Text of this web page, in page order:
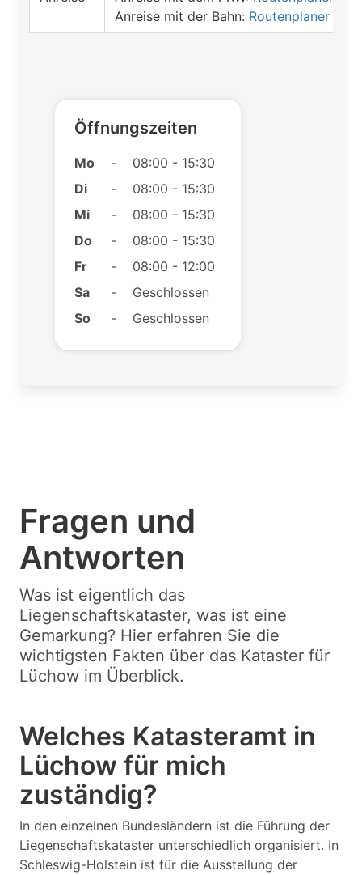
Anreise mit der Bahn: Routenplaner
Öffnungszeiten
Mo -
08:00 - 15:30
Di
-
08:00 - 15:30
Mi
-
08:00 - 15:30
Do
-
08:00 - 15:30
Fr
-
08:00 - 12:00
Sa
-
Geschlossen
So
- Geschlossen
Fragen und
Antworten
Was ist eigentlich das
Liegenschaftskataster, was ist eine
Gemarkung? Hier erfahren Sie die
wichtigsten Fakten über das Kataster für
Lüchow im Überblick.
Welches Katasteramt in
Lüchow für mich
zuständig?
In den einzelnen Bundesländern ist die Führung der
Liegenschaftskataster unterschiedlich organisiert. In
Schleswig-Holstein ist für die Ausstellung der